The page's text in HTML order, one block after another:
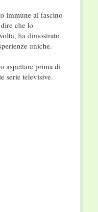
immune al fascino
che lo
ha dimostrato
uniche.
aspettare prima di
serie televisive.